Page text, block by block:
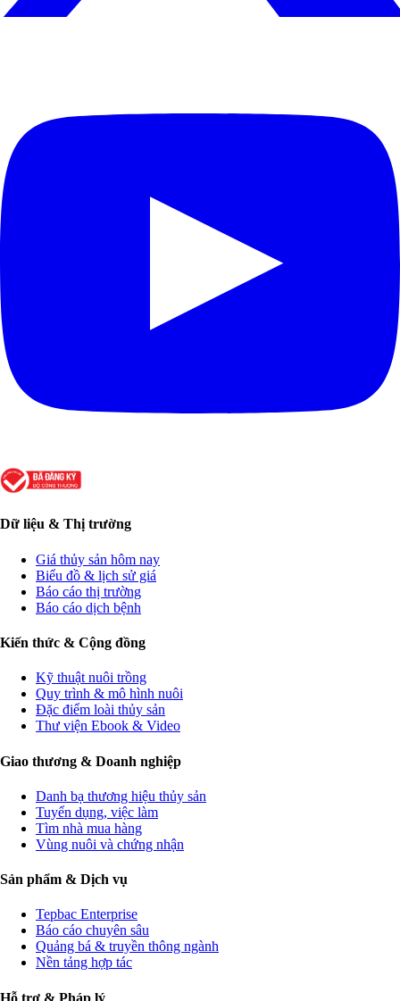
Dữ liệu & Thị trường
Giá thủy sản hôm nay
Biểu đồ & lịch sử giá
Báo cáo thị trường
Báo cáo dịch bệnh
Kiến thức & Cộng đồng
Kỹ thuật nuôi trồng
Quy trình & mô hình nuôi
Đặc điểm loài thủy sản
Thư viện Ebook & Video
Giao thương & Doanh nghiệp
Danh bạ thương hiệu thủy sản
Tuyển dụng, việc làm
Tìm nhà mua hàng
Vùng nuôi và chứng nhận
Sản phẩm & Dịch vụ
Tepbac Enterprise
Báo cáo chuyên sâu
Quảng bá & truyền thông ngành
Nền tảng hợp tác
Hỗ trợ & Pháp lý